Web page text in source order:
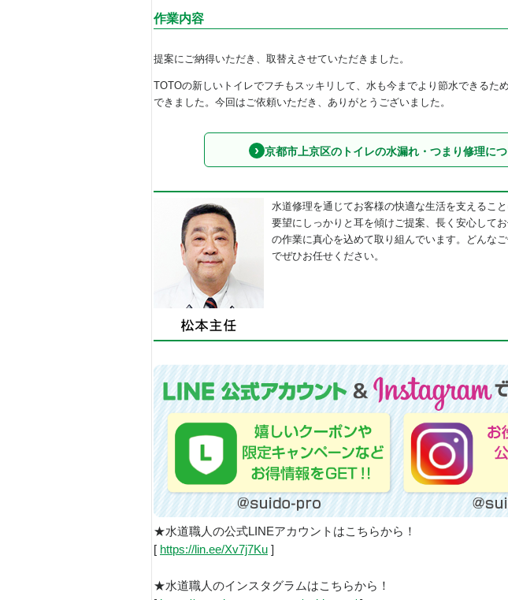
作業内容
提案にご納得いただき、取替えさせていただきました。
TOTOの新しいトイレでフチもスッキリして、水も今までより節水できるた
できました。今回はご依頼いただき、ありがとうございました。
京都市上京区のトイレの水漏れ・つまり修理に
水道修理を通じてお客様の快適な生活を支えるこ
要望にしっかりと耳を傾けご提案、長く安心して
の作業に真心を込めて取り組んでいます。どんな
でぜひお任せください。
★水道職人の公式LINEアカウントはこちらから！
[ https://lin.ee/Xv7j7Ku ]
★水道職人のインスタグラムはこちらから！